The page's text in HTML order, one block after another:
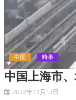
中国 時事
中国上海市
2022年11月13日